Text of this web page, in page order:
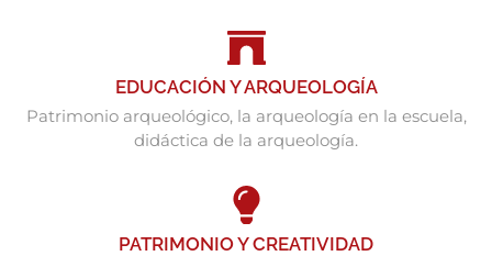
EDUCACIÓN Y ARQUEOLOGÍA
Patrimonio arqueológico, la arqueología en la escuela,
didáctica de la arqueología.
PATRIMONIO Y CREATIVIDAD